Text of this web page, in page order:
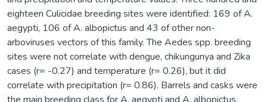
eighteen Culicidae breeding sites were identified: 169 of A.
aegypti, 106 of A. albopictus and 43 of other non-
arboviruses vectors of this family. The Aedes spp. breeding
sites were not correlate with dengue, chikungunya and Zika
cases (r= -0.27) and temperature (r= 0.26), but it did
correlate with precipitation (r= 0.86). Barrels and casks were